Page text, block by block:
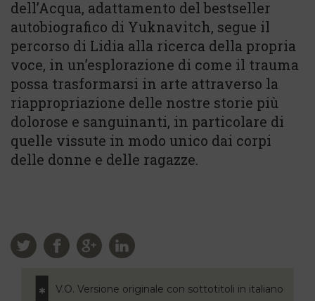
dell’Acqua, adattamento del bestseller
autobiografico di Yuknavitch, segue il
percorso di Lidia alla ricerca della propria
voce, in un’esplorazione di come il trauma
possa trasformarsi in arte attraverso la
riappropriazione delle nostre storie più
dolorose e sanguinanti, in particolare di
quelle vissute in modo unico dai corpi
delle donne e delle ragazze.
V.O. Versione originale con sottotitoli in italiano